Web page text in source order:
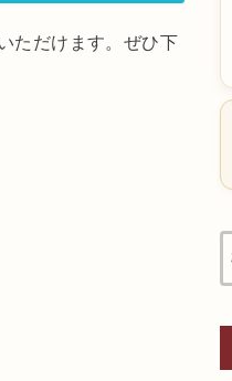
ただけます。ぜひ下